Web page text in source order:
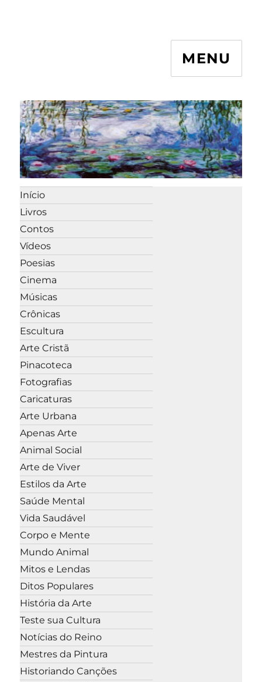
MENU
Início
Livros
Contos
Vídeos
Poesias
Cinema
Músicas
Crônicas
Escultura
Arte Cristã
Pinacoteca
Fotografias
Caricaturas
Arte Urbana
Apenas Arte
Animal Social
Arte de Viver
Estilos da Arte
Saúde Mental
Vida Saudável
Corpo e Mente
Mundo Animal
Mitos e Lendas
Ditos Populares
História da Arte
Teste sua Cultura
Notícias do Reino
Mestres da Pintura
Historiando Canções